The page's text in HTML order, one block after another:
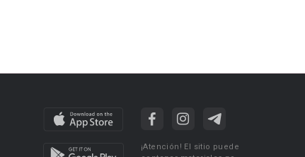
¡Atención! El sitio puede